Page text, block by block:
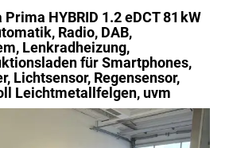
Prima HYBRID 1.2 eDCT 81 kW
Radio, DAB,
Lenkradheizung,
für Smartphones,
Lichtsensor, Regensensor,
Leichtmetallfelgen, uvm